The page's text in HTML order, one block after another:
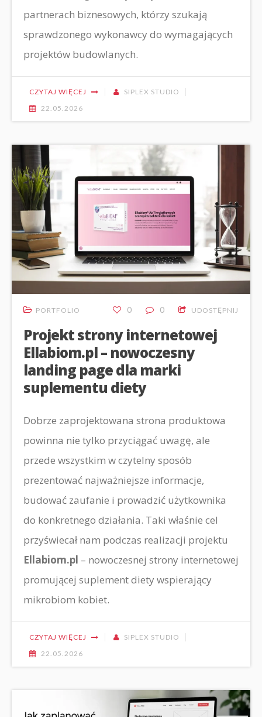
partnerach biznesowych, którzy szukają
sprawdzonego wykonawcy do wymagających
projektów budowlanych.
CZYTAJ WIĘCEJ
SIPLEX STUDIO
22.05.2026
PORTFOLIO 0 0 UDOSTĘPNIJ
Projekt strony internetowej
Ellabiom.pl – nowoczesny
landing page dla marki
suplementu diety
Dobrze zaprojektowana strona produktowa
powinna nie tylko przyciągać uwagę, ale
przede wszystkim w czytelny sposób
prezentować najważniejsze informacje,
budować zaufanie i prowadzić użytkownika
do konkretnego działania. Taki właśnie cel
przyświecał nam podczas realizacji projektu
Ellabiom.pl – nowoczesnej strony internetowej
promującej suplement diety wspierający
mikrobiom kobiet.
CZYTAJ WIĘCEJ
SIPLEX STUDIO
22.05.2026